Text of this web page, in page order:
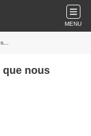
MENU
que nous